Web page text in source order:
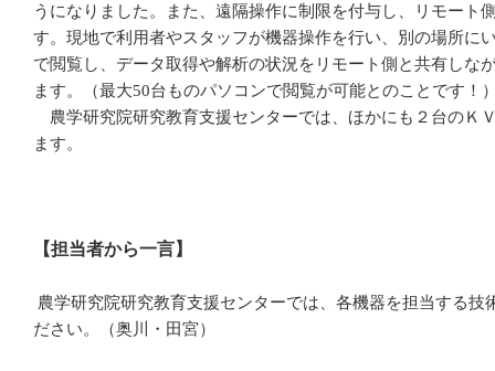
うになりました。また、遠隔操作に制限を付与し、リモート
す。現地で利用者やスタッフが機器操作を行い、別の場所に
で閲覧し、データ取得や解析の状況をリモート側と共有しな
ます。（最大50台ものパソコンで閲覧が可能とのことです
農学研究院研究教育支援センターでは、ほかにも２台のＫ
ます。
【担当者から一言】
農学研究院研究教育支援センターでは、各機器を担当する
ださい。（奥川・田宮）